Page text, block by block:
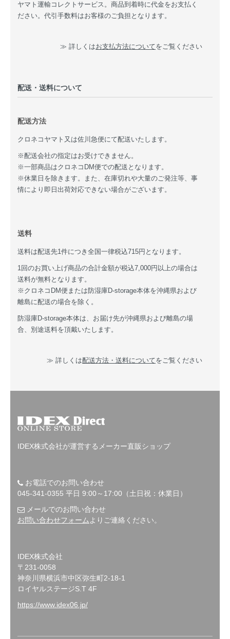
ヤマト運輸コレクトサービス。商品到着時に代金をお支払く
ださい。代引手数料はお客様のご負担となります。
≫ 詳しくはお支払方法についてをご覧ください
配送・送料について
配送方法
クロネコヤマト又は佐川急便にて配送いたします。
※配送会社の指定はお受けできません。
※一部商品はクロネコDM便での配送となります。
※休業日を除きます。また、在庫切れや大量のご発注等、事
情により即日出荷対応できない場合がございます。
送料
送料は配送先1件につき全国一律税込715円となります。
1回のお買い上げ商品の合計金額が税込7,000円以上の場合は
送料が無料となります。
※クロネコDM便または防湿庫D-storage本体を沖縄県および
離島に配送の場合を除く。
防湿庫D-storage本体は、お届け先が沖縄県および離島の場
合、別途送料を頂戴いたします。
≫ 詳しくは配送方法・送料についてをご覧ください
IDEX株式会社が運営するメーカー直販ショップ
お電話でのお問い合わせ
045-341-0355 平日 9:00～17:00（土日祝：休業日）
メールでのお問い合わせ
お問い合わせフォーム よりご連絡ください。
IDEX株式会社
〒231-0058
神奈川県横浜市中区弥生町2-18-1
ロイヤルステージS.T 4F
https://www.idex06.jp/